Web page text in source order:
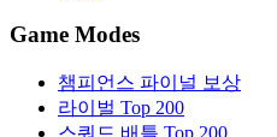
Game Modes
챔피언스 파이널 보상
라이벌 Top 200
스쿼드 배틀 Top 200